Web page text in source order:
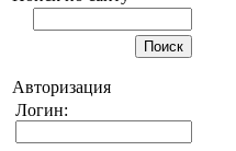
Авторизация
Логин: